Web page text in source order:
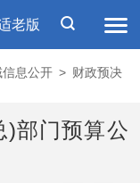
老版
息公开 > 财政预决
)部门预算公